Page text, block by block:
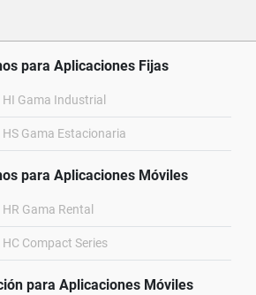
para Aplicaciones Fijas
Gama Industrial
Gama Estacionaria
para Aplicaciones Móviles
Gama Rental
Compact Series
para Aplicaciones Móviles